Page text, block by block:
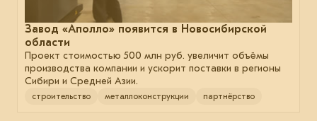
Завод «Аполло» появится в Новосибирской
области
Проект стоимостью 500 млн руб. увеличит объёмы
производства компании и ускорит поставки в регионы
Сибири и Средней Азии.
строительство металлоконструкции партнёрство